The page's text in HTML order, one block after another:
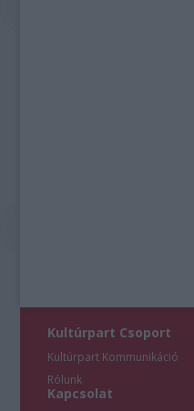
Kultúrpart Csoport
Kultúrpart Kommunikáció
Rólunk
Kapcsolat